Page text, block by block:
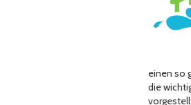
einen so
die